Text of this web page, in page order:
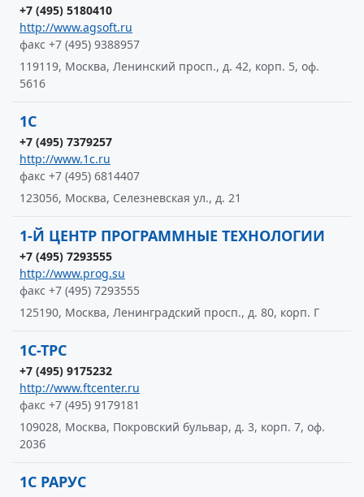
+7 (495) 5180410
http://www.agsoft.ru
факс +7 (495) 9388957
119119, Москва, Ленинский просп., д. 42, корп. 5, оф.
5616
1С
+7 (495) 7379257
http://www.1c.ru
факс +7 (495) 6814407
123056, Москва, Селезневская ул., д. 21
1-Й ЦЕНТР ПРОГРАММНЫЕ ТЕХНОЛОГИИ
+7 (495) 7293555
http://www.prog.su
факс +7 (495) 7293555
125190, Москва, Ленинградский просп., д. 80, корп. Г
1С-ТРС
+7 (495) 9175232
http://www.ftcenter.ru
факс +7 (495) 9179181
109028, Москва, Покровский бульвар, д. 3, корп. 7, оф.
203б
1С РАРУС